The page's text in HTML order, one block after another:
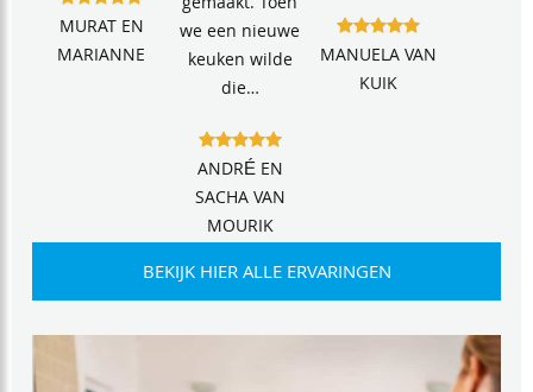
MURAT EN
MARIANNE
we een nieuwe
keuken wilde
die…
ANDRÉ EN
SACHA VAN
MOURIK
MANUELA VAN
KUIK
BEKIJK HIER ALLE ERVARINGEN